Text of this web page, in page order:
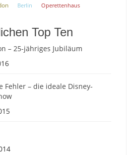
Berlin Operettenhaus
Top Ten
– 25-jähriges Jubiläum
Fehler – die ideale Disney-